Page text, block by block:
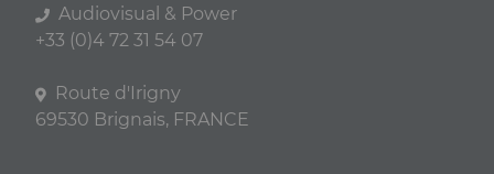
Audiovisual & Power
+33 (0)4 72 31 54 07
Route d'Irigny
69530 Brignais, FRANCE